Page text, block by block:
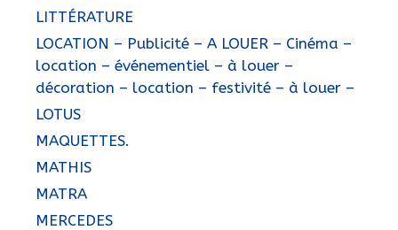
LITTÉRATURE
LOCATION – Publicité – A LOUER – Cinéma –
location – événementiel – à louer –
décoration – location – festivité – à louer –
LOTUS
MAQUETTES.
MATHIS
MATRA
MERCEDES